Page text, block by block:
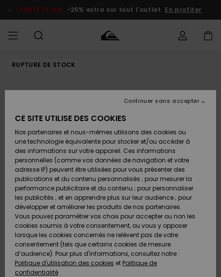
l'information
le
VENTE FLASH -25% extra sur tout l'outlet En profiter
HOMME
Accessoires
Chaussures
& Tongs
Surf
Snow
Nouveautés
Accessoires
Chaussures
& Tongs
Surf
Snow
Nouveautés
FEMME
Nouveautés
A
Découvrir
Snow
SURF
Enfant
Highlights
Communauté
SNOW
Snow
Shop
Enfant
Snow
Shop
Femme
A
Découvrir
Communauté
VENTE
FLASH
Enfant
Outlet
Femme
Préférences
Langue Et
Région
Nederlands
Retours
Paiement
Carte
Cadeau
Quiksilver
Freedom
Protection
des données
RUPTURE DE STOCK
CE SITE UTILISE DES COOKIES
Nos partenaires et nous-mêmes utilisons des cookies ou
une technologie équivalente pour stocker et/ou accéder à
des informations sur votre appareil. Ces informations
personnelles (comme vos données de navigation et votre
adresse IP) peuvent être utilisées pour vous présenter des
publications et du contenu personnalisés ; pour mesurer la
performance publicitaire et du contenu ; pour personnaliser
les publicités ; et en apprendre plus sur leur audience ; pour
développer et améliorer les produits de nos partenaires.
Vous pouvez paramétrer vos choix pour accepter ou non les
cookies soumis à votre consentement, ou vous y opposer
lorsque les cookies concernés ne relèvent pas de votre
consentement (tels que certains cookies de mesure
d’audience). Pour plus d'informations, consultez notre :
Politique d'utilisation des cookies et Politique de
confidentialité
Continuer sans accepter